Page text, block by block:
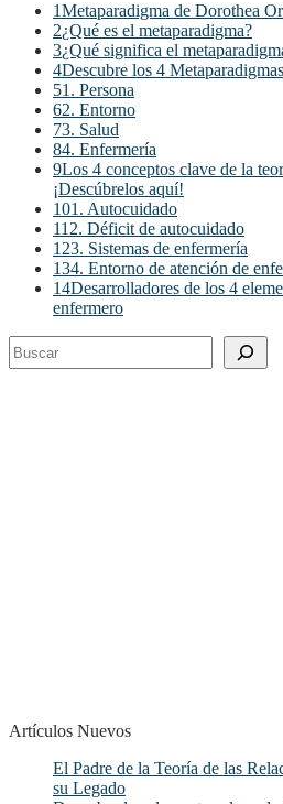
1Metaparadigma de Dorothea
2¿Qué es el metaparadigma?
3¿Qué significa el
4Descubre los 4
51. Persona
62. Entorno
73. Salud
84. Enfermería
9Los 4 conceptos clave de la
¡Descúbrelos aquí!
101. Autocuidado
11 2. Déficit de autocuidado
123. Sistemas de enfermería
134. Entorno de atención de
14Desarrolladores de los 4
enfermero
Buscar
Artículos Nuevos
El Padre de la Teoría de las
su Legado